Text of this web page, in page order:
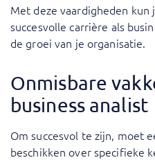
Met deze vaardigheden kun
succesvolle carrière als
de groei van je organisatie.
Onmisbare
business analist
Om succesvol te zijn, moet
beschikken over specifieke